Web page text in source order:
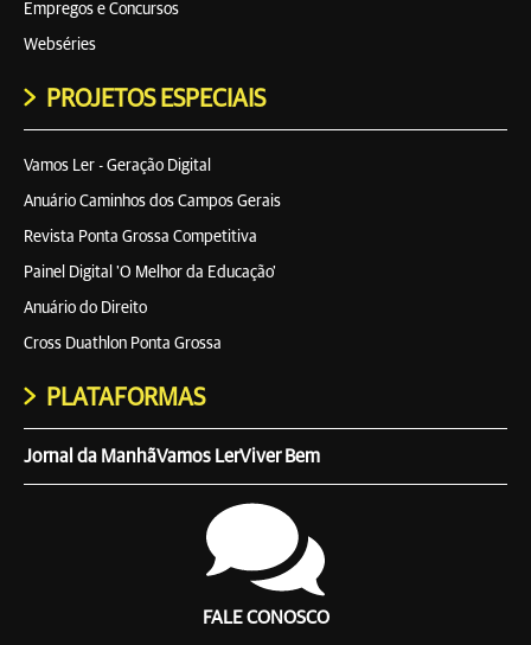
Empregos e Concursos
Webséries
PROJETOS ESPECIAIS
Vamos Ler - Geração Digital
Anuário Caminhos dos Campos Gerais
Revista Ponta Grossa Competitiva
Painel Digital 'O Melhor da Educação'
Anuário do Direito
Cross Duathlon Ponta Grossa
PLATAFORMAS
Jornal da ManhãVamos LerViver Bem
FALE CONOSCO